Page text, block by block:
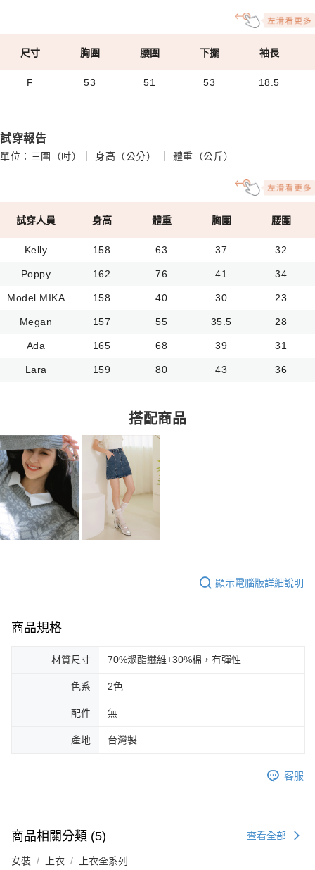
尺寸 胸圍 腰圍 下擺 袖長
F 53 51 53 18.5
試穿報告
單位：三圍（吋）｜ 身高（公分） ｜ 體重（公斤）
試穿人員 身高 體重 胸圍 腰圍
Kelly 158 63 37 32
Poppy 162 76 41 34
Model MIKA 158 40 30 23
Megan 157 55 35.5 28
Ada 165 68 39 31
Lara 159 80 43 36
搭配商品
顯示電腦版詳細說明
商品規格
材質尺寸 70%聚酯纖維+30%棉，有彈性
色系 2色
配件 無
產地 台灣製
客服
商品相關分類 (5) 查看全部
女裝 上衣 上衣全系列